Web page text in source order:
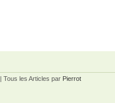
| Tous les Articles par Pierrot